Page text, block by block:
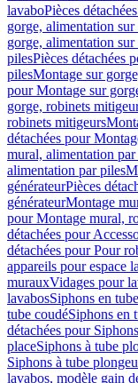
lavaboPièces
gorge, alimentation sur
gorge, alimentation sur
pilesPièces détachées
pilesMontage sur
pour Montage sur
gorge, robinets
robinets mitigeurs
détachées pour
mural, alimentation
alimentation par piles
générateurPièces
générateurMontage
pour Montage mural,
détachées pour
détachées pour Pour
appareils pour espace
murauxVidages pour
lavabosSiphons en
tube coudéSiphons en
détachées pour
placeSiphons à tube
Siphons à tube
lavabos, modèle gain